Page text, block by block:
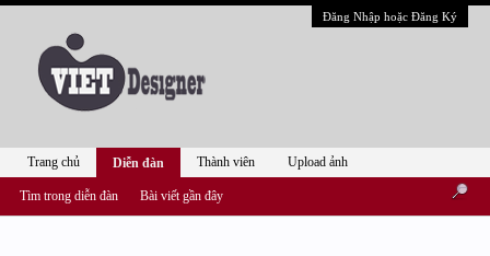
Đăng Nhập hoặc Đăng Ký
Trang chủ Diễn đàn
Tìm trong diễn đàn Bài viết gần đây
Thành viên Upload ảnh